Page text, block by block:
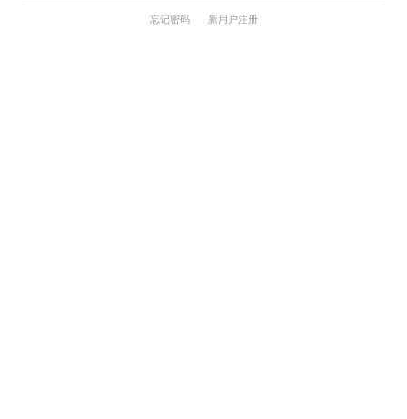
忘记密码 新用户注册